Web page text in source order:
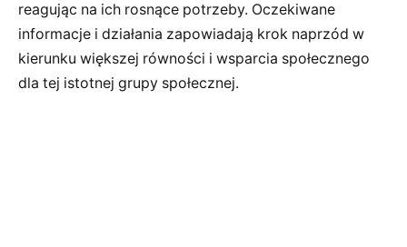
reagując na ich rosnące potrzeby. Oczekiwane
informacje i działania zapowiadają krok naprzód w
kierunku większej równości i wsparcia społecznego
dla tej istotnej grupy społecznej.